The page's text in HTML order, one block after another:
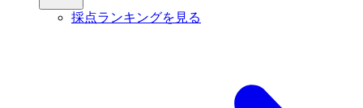
採点ランキングを見る